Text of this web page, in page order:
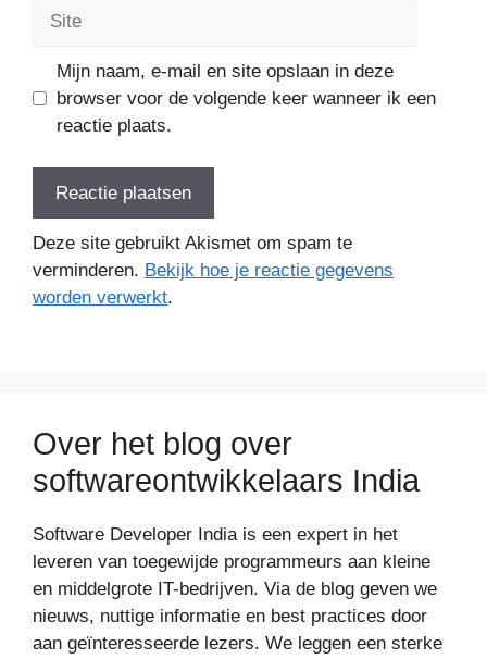
Mijn naam, e-mail en site opslaan in deze
browser voor de volgende keer wanneer ik een
reactie plaats.
Deze site gebruikt Akismet om spam te
verminderen. Bekijk hoe je reactie gegevens
worden verwerkt.
Over het blog over
softwareontwikkelaars India
Software Developer India is een expert in het
leveren van toegewijde programmeurs aan kleine
en middelgrote IT-bedrijven. Via de blog geven we
nieuws, nuttige informatie en best practices door
aan geïnteresseerde lezers. We leggen een sterke